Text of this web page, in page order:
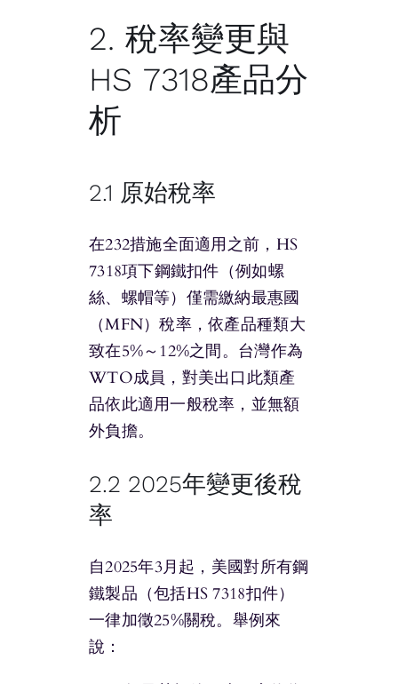
2. 稅率變更與
HS 7318產品分
析
2.1 原始稅率
在232措施全面適用之前，HS
7318項下鋼鐵扣件（例如螺
絲、螺帽等）僅需繳納最惠國
（MFN）稅率，依產品種類大
致在5%～12%之間。台灣作為
WTO成員，對美出口此類產
品依此適用一般稅率，並無額
外負擔。
2.2 2025年變更後稅
率
自2025年3月起，美國對所有鋼
鐵製品（包括HS 7318扣件）
一律加徵25%關稅。舉例來
說：